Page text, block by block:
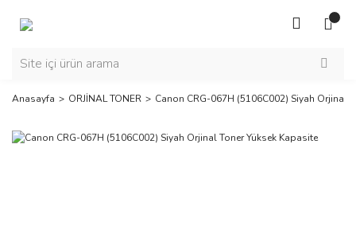
Anasayfa ORJİNAL TONER Canon CRG-067H (5106C002) Siyah Orjinal